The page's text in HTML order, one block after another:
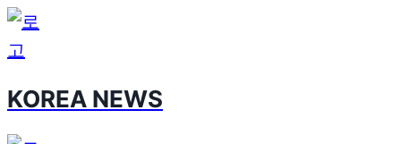
Skip
to
KOREA NEWS